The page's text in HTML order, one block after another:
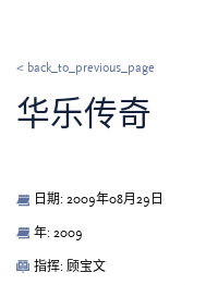
< back_to_previous_page
华乐传奇
日期: 2009年08月29日
年: 2009
指挥: 顾宝文